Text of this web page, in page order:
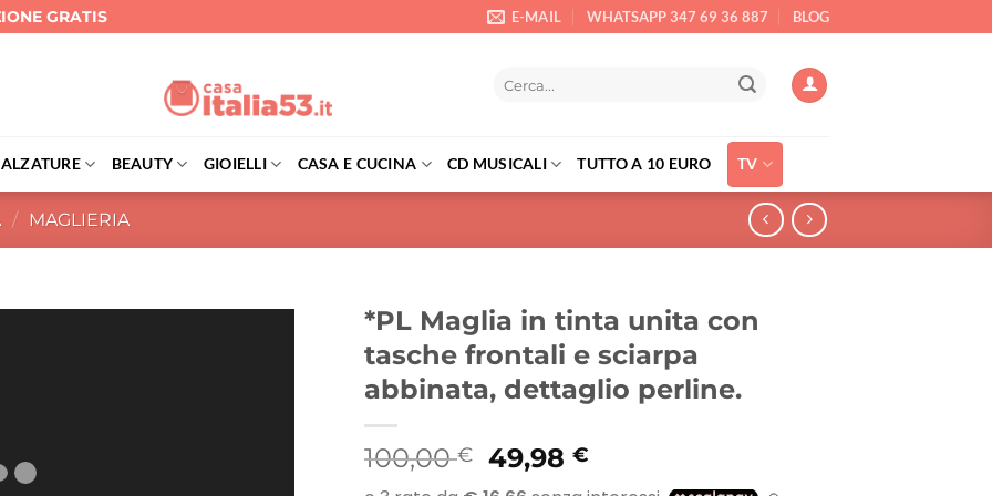
GRATIS E-MAIL WHATSAPP 347 69 36 887 BLOG
BEAUTY GIOIELLI CASA E CUCINA CD MUSICALI TUTTO A 10 EURO TV
/ MAGLIERIA
*PL Maglia in tinta unita con
tasche frontali e sciarpa
abbinata, dettaglio perline.
100,00€
Il
prezzo
49,98€
prezzo